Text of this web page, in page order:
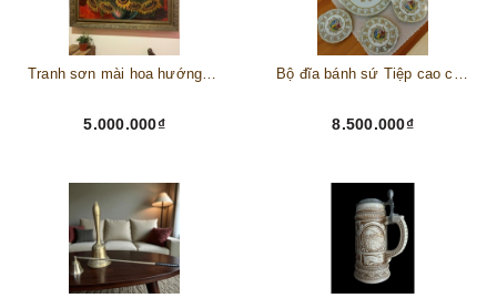
Tranh sơn mài hoa hướng dương châu Âu
5.000.000₫
Bộ đĩa bánh sứ Tiệp cao cấp – Biểu tượng tinh tế cho bàn tiệc thượng lưu
8.500.000₫